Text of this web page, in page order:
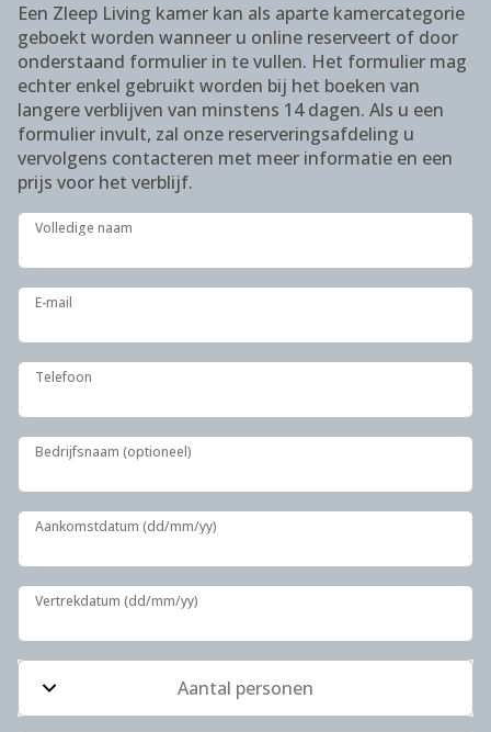
Een Zleep Living kamer kan als aparte kamercategorie
geboekt worden wanneer u online reserveert of door
onderstaand formulier in te vullen. Het formulier mag
echter enkel gebruikt worden bij het boeken van
langere verblijven van minstens 14 dagen. Als u een
formulier invult, zal onze reserveringsafdeling u
vervolgens contacteren met meer informatie en een
prijs voor het verblijf.
Volledige naam
Volledige naam
E-mail
E-mail
Telefoon
Telefoon
Bedrijfsnaam (optioneel)
Bedrijfsnaam (optioneel)
Aankomstdatum (dd/mm/yy)
Aankomstdatum (dd/mm/yy)
Vertrekdatum (dd/mm/yy)
Vertrekdatum (dd/mm/yy)
Aantal personen